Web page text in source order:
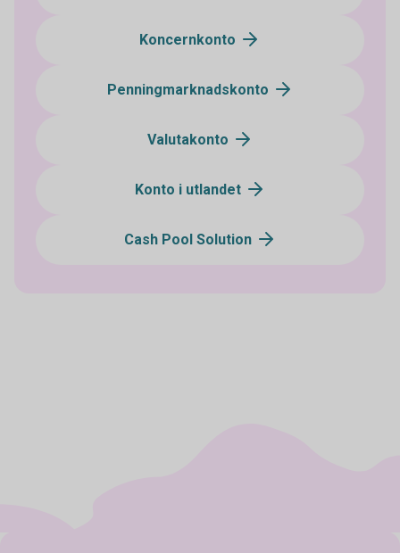
Koncernkonto
Penningmarknadskonto
Valutakonto
Konto i utlandet
Cash Pool Solution